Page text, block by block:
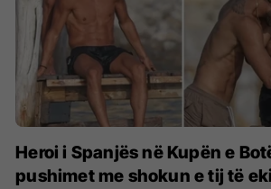
Heroi i Spanjës në Kupën e
pushimet me shokun e tij të